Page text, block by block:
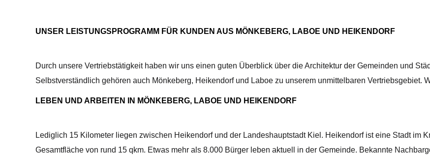
UNSER LEISTUNGSPROGRAMM FÜR KUNDEN AUS MÖNKEBERG, LABOE UND HEIKENDORF
Durch unsere Vertriebstätigkeit haben wir uns einen guten Überblick über die Architektur der Gemeinden und
Selbstverständlich gehören auch Mönkeberg, Heikendorf und Laboe zu unserem unmittelbaren Vertriebsgebiet.
LEBEN UND ARBEITEN IN MÖNKEBERG, LABOE UND HEIKENDORF
Lediglich 15 Kilometer liegen zwischen Heikendorf und der Landeshauptstadt Kiel. Heikendorf ist eine Stadt im
Gesamtfläche von rund 15 qkm. Etwas mehr als 8.000 Bürger leben aktuell in der Gemeinde. Bekannte